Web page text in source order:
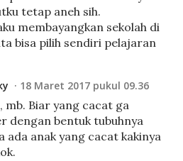
tetap aneh sih.
membayangkan sekolah di
bisa pilih sendiri pelajaran
18 Maret 2017 pukul 09.36
mb. Biar yang cacat ga
dengan bentuk tubuhnya
ada anak yang cacat kakinya